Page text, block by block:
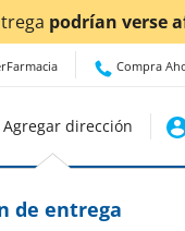
afectados.
Compra
Agregar dirección
de entrega